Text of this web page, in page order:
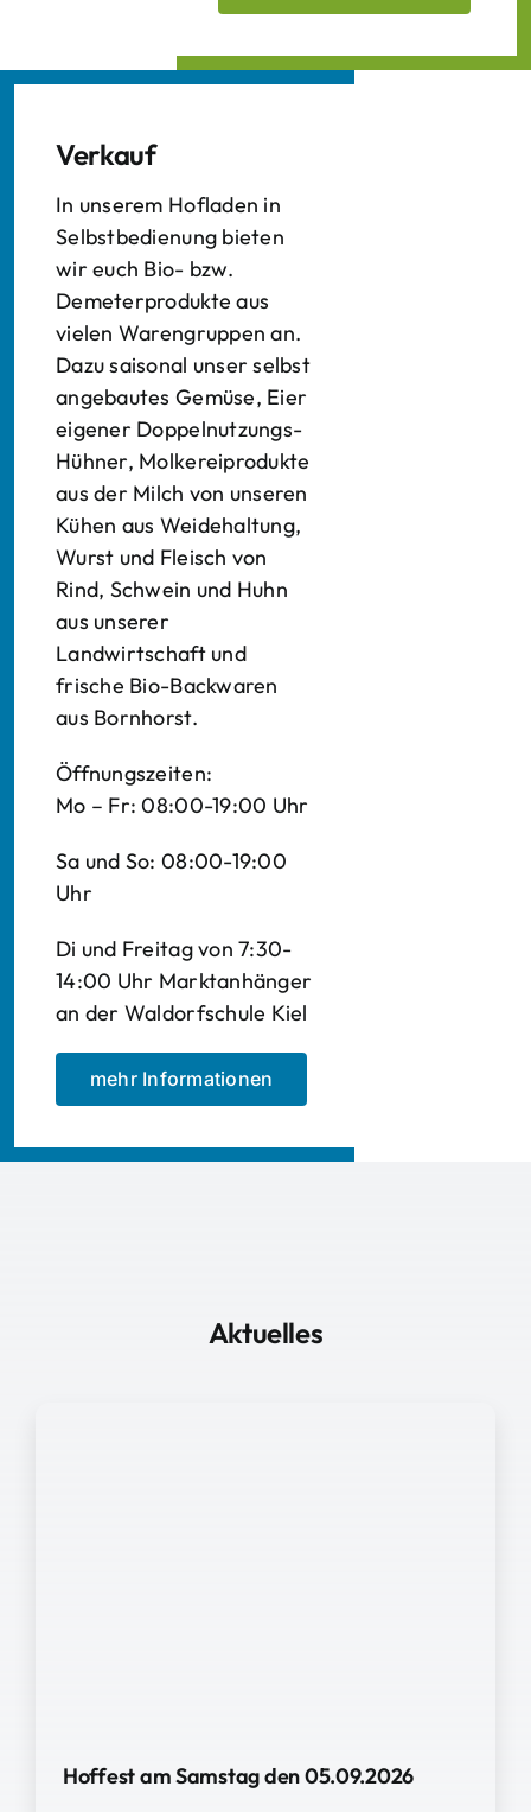
Verkauf
In unserem Hofladen in
Selbstbedienung bieten
wir euch Bio- bzw.
Demeterprodukte aus
vielen Warengruppen an.
Dazu saisonal unser selbst
angebautes Gemüse, Eier
eigener Doppelnutzungs-
Hühner, Molkereiprodukte
aus der Milch von unseren
Kühen aus Weidehaltung,
Wurst und Fleisch von
Rind, Schwein und Huhn
aus unserer
Landwirtschaft und
frische Bio-Backwaren
aus Bornhorst.
Öffnungszeiten:
Mo – Fr: 08:00-19:00 Uhr
Sa und So: 08:00-19:00
Uhr
Di und Freitag von 7:30-
14:00 Uhr Marktanhänger
an der Waldorfschule Kiel
mehr Informationen
Aktuelles
Hoffest am Samstag den 05.09.2026